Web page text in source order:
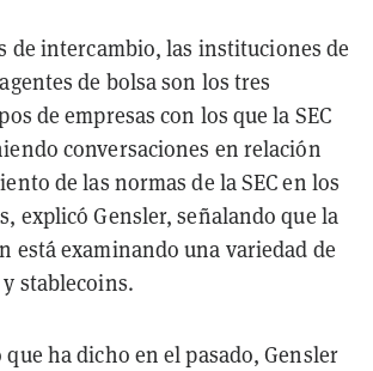
de intercambio, las instituciones de
de bolsa son los tres
de empresas con los que la SEC
conversaciones en relación
de las normas de la SEC en los
explicó Gensler, señalando que la
está examinando una variedad de
stablecoins.
ha dicho en el pasado, Gensler